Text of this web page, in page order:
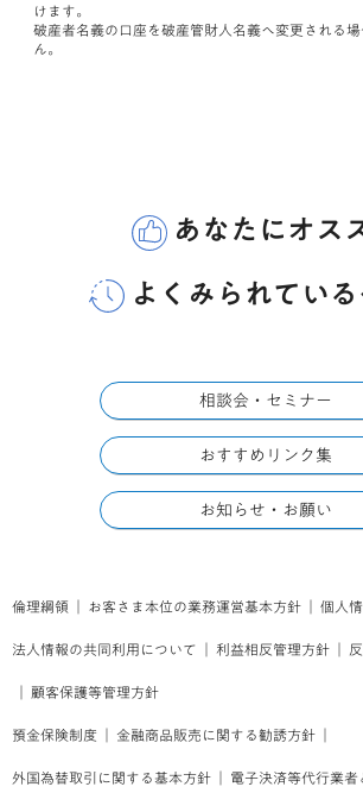
けます。
破産者名義の口座を破産管財人名義へ変更される
ん。
あなたにオス
よくみられてい
相談会・セミナー
おすすめリンク集
お知らせ・お願い
倫理綱領 お客さま本位の業務運営基本方針 個人
法人情報の共同利用について 利益相反管理方針
顧客保護等管理方針
預金保険制度 金融商品販売に関する勧誘方針
外国為替取引に関する基本方針 電子決済等代行業者